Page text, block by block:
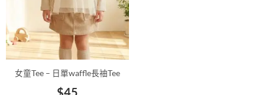
女童Tee – 日單waffle長䄂Tee
式。
可
在
產